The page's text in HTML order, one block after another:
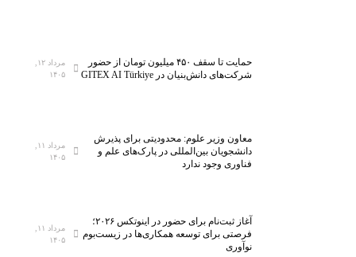
حمایت تا سقف ۴۵۰ میلیون تومان از حضور
شرکت‌های دانش‌بنیان در GITEX AI Türkiye
مرداد ۱۲,
۱۴۰۵
معاون وزیر علوم: محدودیتی برای پذیرش
دانشجویان بین‌المللی در پارک‌های علم و
فناوری وجود ندارد
مرداد ۱۱,
۱۴۰۵
آغاز ثبت‌نام برای حضور در اینوتکس ۲۰۲۶؛
فرصتی برای توسعه همکاری‌ها در زیست‌بوم
مرداد ۱۱,
۱۴۰۵